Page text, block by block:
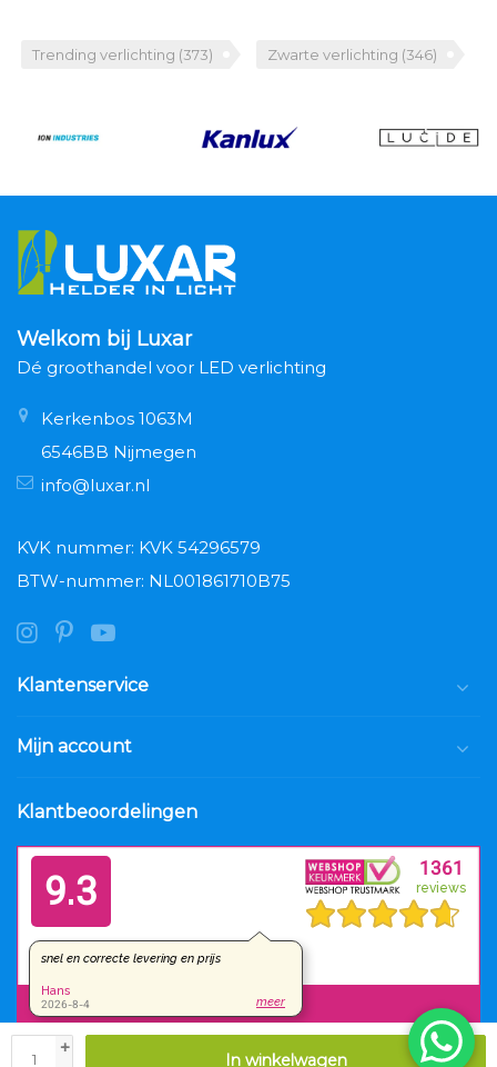
+
In winkelwagen
Trending verlichting (373) Zwarte verlichting (346)
Welkom bij Luxar
Dé groothandel voor LED verlichting
Kerkenbos 1063M
6546BB Nijmegen
info@luxar.nl
KVK nummer: KVK 54296579
BTW-nummer: NL001861710B75
Klantenservice
Mijn account
Klantbeoordelingen